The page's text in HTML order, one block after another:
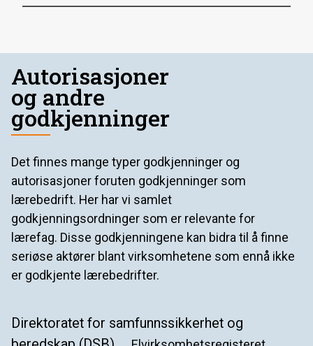
Autorisasjoner
og andre
godkjenninger
Det finnes mange typer godkjenninger og
autorisasjoner foruten godkjenninger som
lærebedrift. Her har vi samlet
godkjenningsordninger som er relevante for
lærefag. Disse godkjenningene kan bidra til å finne
seriøse aktører blant virksomhetene som ennå ikke
er godkjente lærebedrifter.
Direktoratet for samfunnssikkerhet og